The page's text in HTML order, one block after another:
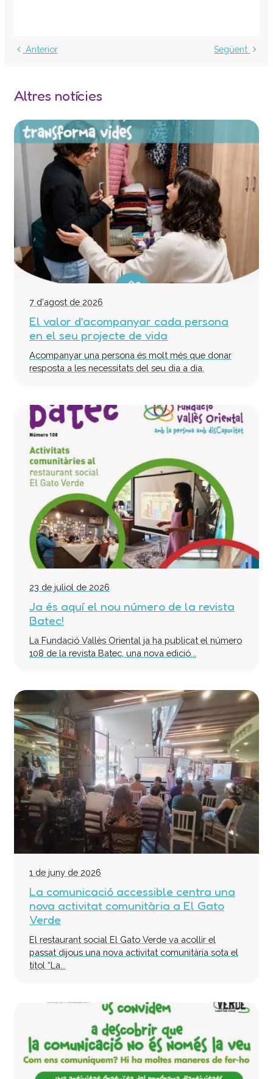
Anterior Següent
Altres notícies
7 d'agost de 2026
El valor d’acompanyar cada persona
en el seu projecte de vida
Acompanyar una persona és molt més que donar
resposta a les necessitats del seu dia a dia.
23 de juliol de 2026
Ja és aquí el nou número de la revista
Batec!
La Fundació Vallès Oriental ja ha publicat el número
108 de la revista Batec, una nova edició...
1 de juny de 2026
La comunicació accessible centra una
nova activitat comunitària a El Gato
Verde
El restaurant social El Gato Verde va acollir el
passat dijous una nova activitat comunitària sota el
títol “La...